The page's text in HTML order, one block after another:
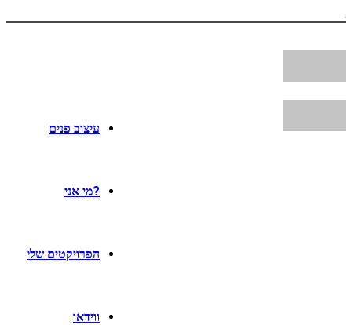
עיצוב פנים
?מי אני
הפרויקטים שלי
ווידאו